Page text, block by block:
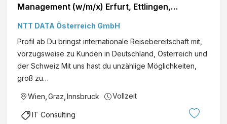
Management (w/m/x) Erfurt, Ettlingen,
Köln, München, Berlin, Rosenheim, Wien, Graz,
Innsbruck, österreichweit Cyber Security
NTT DATA Österreich GmbH
Profil ab Du bringst internationale Reisebereitschaft mit,
vorzugsweise zu Kunden in Deutschland, Österreich und
der Schweiz Mit uns hast du unzählige Möglichkeiten,
groß zu…
Wien Graz Innsbruck Vollzeit
IT Consulting